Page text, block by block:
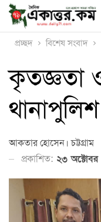
প্রচ্ছদ বিশেষ সংবাদ
কৃতজ্ঞতা
থানাপুলিশ
আকতার হোসেন। চট্টগ্রাম
প্রকাশিত: ২৩